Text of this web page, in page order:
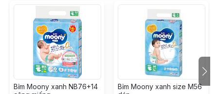
Thành phần Vải không dệt, bông cellulose,
Hướng dẫn bảo
Bảo quản nơi khô ráo, thoáng
Bỉm Moony xanh NB76+14
Bỉm Moony xanh size M56